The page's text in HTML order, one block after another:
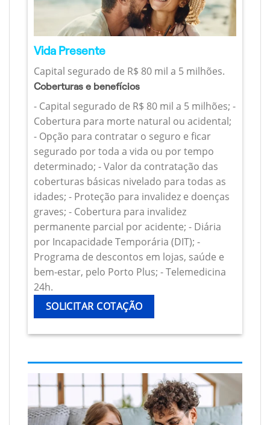
Vida Presente
Capital segurado de R$ 80 mil a 5 milhões.
Coberturas e benefícios
- Capital segurado de R$ 80 mil a 5 milhões; -
Cobertura para morte natural ou acidental;
- Opção para contratar o seguro e ficar
segurado por toda a vida ou por tempo
determinado; - Valor da contratação das
coberturas básicas nivelado para todas as
idades; - Proteção para invalidez e doenças
graves; - Cobertura para invalidez
permanente parcial por acidente; - Diária
por Incapacidade Temporária (DIT); -
Programa de descontos em lojas, saúde e
bem-estar, pelo Porto Plus; - Telemedicina
24h.
SOLICITAR COTAÇÃO